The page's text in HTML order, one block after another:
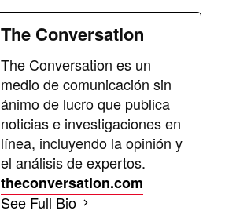
The Conversation
The Conversation es un
medio de comunicación sin
ánimo de lucro que publica
noticias e investigaciones en
línea, incluyendo la opinión y
el análisis de expertos.
theconversation.com
See Full Bio